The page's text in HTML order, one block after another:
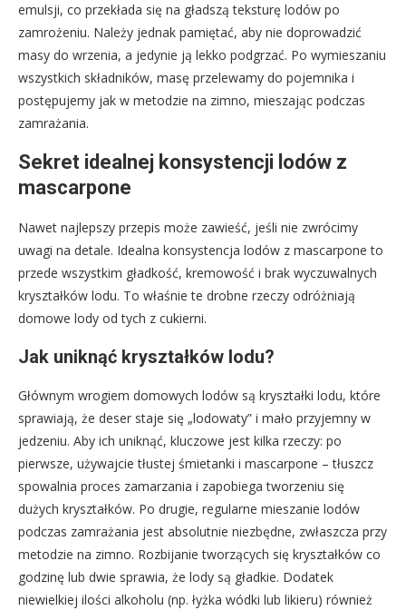
emulsji, co przekłada się na gładszą teksturę lodów po
zamrożeniu. Należy jednak pamiętać, aby nie doprowadzić
masy do wrzenia, a jedynie ją lekko podgrzać. Po wymieszaniu
wszystkich składników, masę przelewamy do pojemnika i
postępujemy jak w metodzie na zimno, mieszając podczas
zamrażania.
Sekret idealnej konsystencji lodów z
mascarpone
Nawet najlepszy przepis może zawieść, jeśli nie zwrócimy
uwagi na detale. Idealna konsystencja lodów z mascarpone to
przede wszystkim gładkość, kremowość i brak wyczuwalnych
kryształków lodu. To właśnie te drobne rzeczy odróżniają
domowe lody od tych z cukierni.
Jak uniknąć kryształków lodu?
Głównym wrogiem domowych lodów są kryształki lodu, które
sprawiają, że deser staje się „lodowaty” i mało przyjemny w
jedzeniu. Aby ich uniknąć, kluczowe jest kilka rzeczy: po
pierwsze, używajcie tłustej śmietanki i mascarpone – tłuszcz
spowalnia proces zamarzania i zapobiega tworzeniu się
dużych kryształków. Po drugie, regularne mieszanie lodów
podczas zamrażania jest absolutnie niezbędne, zwłaszcza przy
metodzie na zimno. Rozbijanie tworzących się kryształków co
godzinę lub dwie sprawia, że lody są gładkie. Dodatek
niewielkiej ilości alkoholu (np. łyżka wódki lub likieru) również